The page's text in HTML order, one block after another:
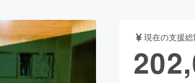
舞台・パフォーマンス
フード・飲食店
現在の支援